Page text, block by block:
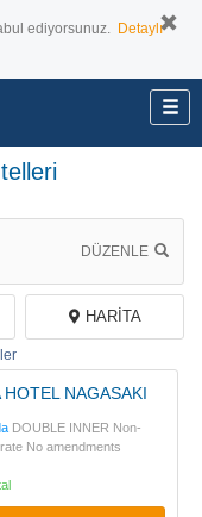
ediyorsunuz. Detaylı
DÜZENLE
HARITA
HOTEL NAGASAKI
DOUBLE INNER Non-
No amendments